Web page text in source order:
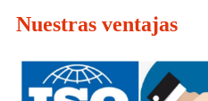
Nuestras ventajas